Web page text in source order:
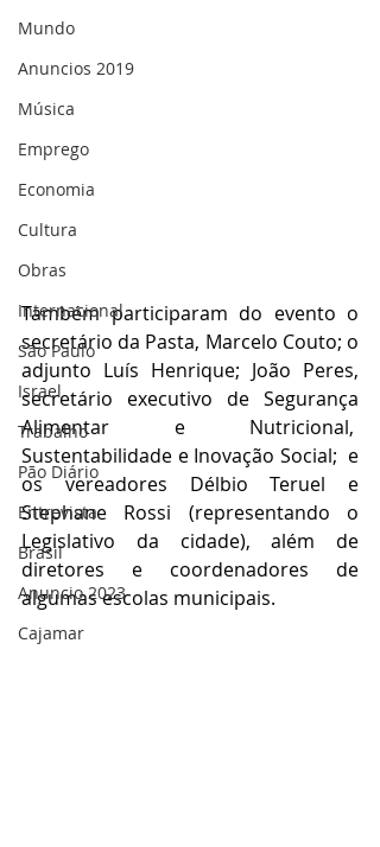
Mundo
Anuncios 2019
Música
Emprego
Economia
Cultura
Obras
Internacional
São Paulo
Israel
Trabalho
Pão Diário
Entrevista
Brasil
Anuncio 2023
Cajamar
Também participaram do evento o
secretário da Pasta, Marcelo Couto; o
adjunto Luís Henrique; João Peres,
secretário executivo de Segurança
Alimentar e Nutricional,
Sustentabilidade e Inovação Social;  e
os vereadores Délbio Teruel e
Stephane Rossi (representando o
Legislativo da cidade), além de
diretores e coordenadores de
algumas escolas municipais.